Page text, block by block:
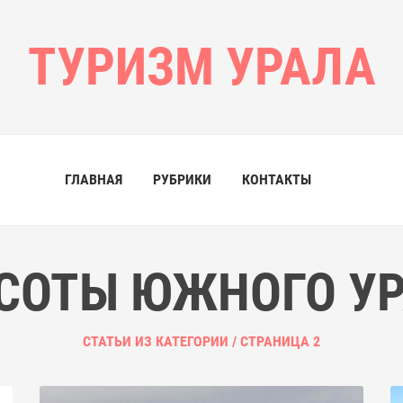
ТУРИЗМ УРАЛА
ГЛАВНАЯ РУБРИКИ КОНТАКТЫ
ЮЖНОГО
СТАТЬИ ИЗ КАТЕГОРИИ / СТРАНИЦА 2